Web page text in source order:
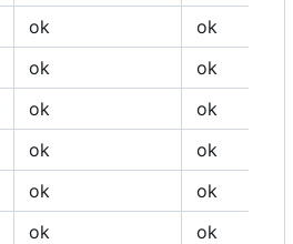
ok ok
ok ok
ok ok
ok ok
ok ok
ok ok